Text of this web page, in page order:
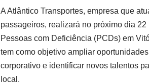
A Atlântico Transportes, empresa que
passageiros, realizará no próximo dia
Pessoas com Deficiência (PCDs) em
tem como objetivo ampliar
corporativo e identificar novos talentos
local.